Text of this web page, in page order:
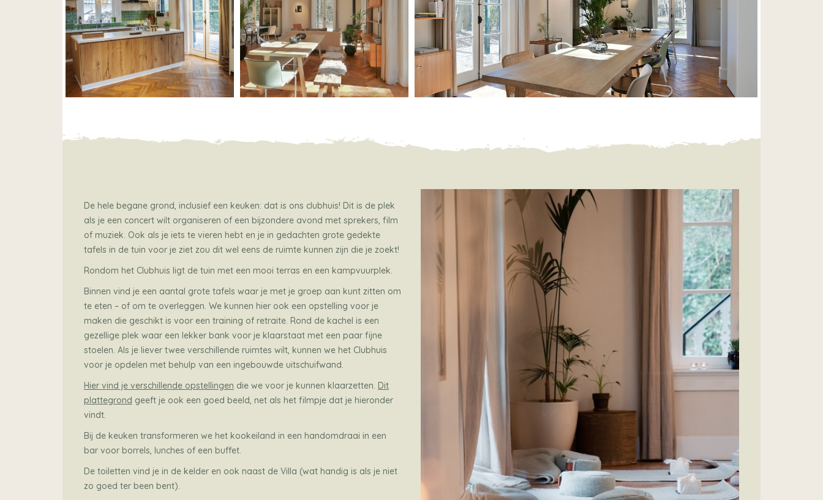
De hele begane grond, inclusief een keuken: dat is ons clubhuis! Dit is de plek
als je een concert wilt organiseren of een bijzondere avond met sprekers, film
of muziek. Ook als je iets te vieren hebt en je in gedachten grote gedekte
tafels in de tuin voor je ziet zou dit wel eens de ruimte kunnen zijn die je zoekt!
Rondom het Clubhuis ligt de tuin met een mooi terras en een kampvuurplek.
Binnen vind je een aantal grote tafels waar je met je groep aan kunt zitten om
te eten – of om te overleggen. We kunnen hier ook een opstelling voor je
maken die geschikt is voor een training of retraite. Rond de kachel is een
gezellige plek waar een lekker bank voor je klaarstaat met een paar fijne
stoelen. Als je liever twee verschillende ruimtes wilt, kunnen we het Clubhuis
voor je opdelen met behulp van een ingebouwde uitschuifwand.
Hier vind je verschillende opstellingen die we voor je kunnen klaarzetten. Dit
plattegrond geeft je ook een goed beeld, net als het filmpje dat je hieronder
vindt.
Bij de keuken transformeren we het kookeiland in een handomdraai in een
bar voor borrels, lunches of een buffet.
De toiletten vind je in de kelder en ook naast de Villa (wat handig is als je niet
zo goed ter been bent).